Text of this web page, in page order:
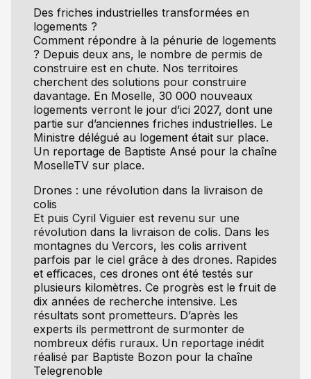
Des friches industrielles transformées en
logements ?
Comment répondre à la pénurie de logements
? Depuis deux ans, le nombre de permis de
construire est en chute. Nos territoires
cherchent des solutions pour construire
davantage. En Moselle, 30 000 nouveaux
logements verront le jour d’ici 2027, dont une
partie sur d’anciennes friches industrielles. Le
Ministre délégué au logement était sur place.
Un reportage de Baptiste Ansé pour la chaîne
MoselleTV sur place.
Drones : une révolution dans la livraison de
colis
Et puis Cyril Viguier est revenu sur une
révolution dans la livraison de colis. Dans les
montagnes du Vercors, les colis arrivent
parfois par le ciel grâce à des drones. Rapides
et efficaces, ces drones ont été testés sur
plusieurs kilomètres. Ce progrès est le fruit de
dix années de recherche intensive. Les
résultats sont prometteurs. D’après les
experts ils permettront de surmonter de
nombreux défis ruraux. Un reportage inédit
réalisé par Baptiste Bozon pour la chaîne
Telegrenoble